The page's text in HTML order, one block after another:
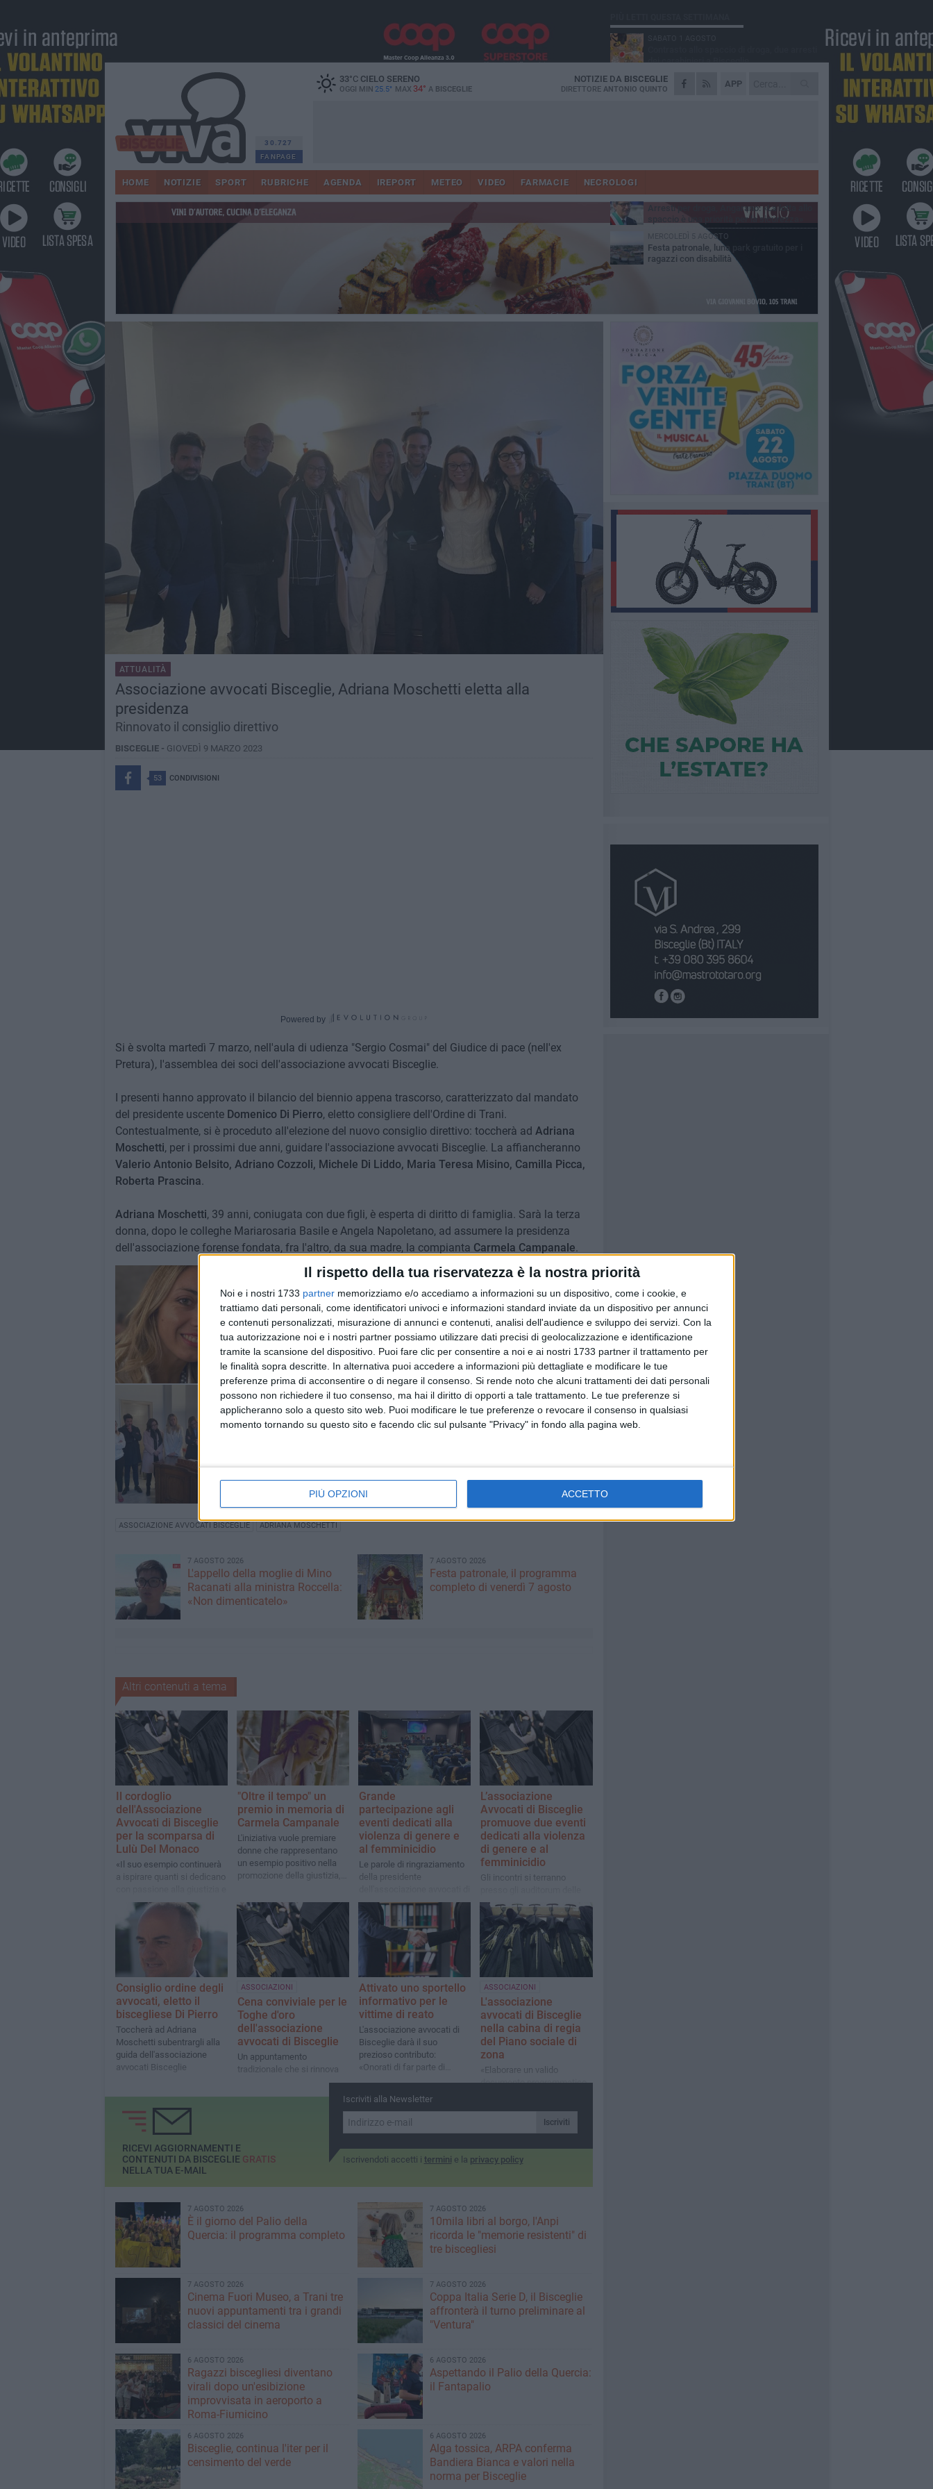
Il rispetto della tua riservatezza è la nostra priorità
Noi e i nostri 1733 partner memorizziamo e/o accediamo a informazioni su un dispositivo, come i cookie, e
trattiamo dati personali, come identificatori univoci e informazioni standard inviate da un dispositivo per annunci
e contenuti personalizzati, misurazione di annunci e contenuti, analisi dell'audience e sviluppo dei servizi. Con la
tua autorizzazione noi e i nostri partner possiamo utilizzare dati precisi di geolocalizzazione e identificazione
tramite la scansione del dispositivo. Puoi fare clic per consentire a noi e ai nostri 1733 partner il trattamento per
le finalità sopra descritte. In alternativa puoi accedere a informazioni più dettagliate e modificare le tue
preferenze prima di acconsentire o di negare il consenso. Si rende noto che alcuni trattamenti dei dati personali
possono non richiedere il tuo consenso, ma hai il diritto di opporti a tale trattamento. Le tue preferenze si
applicheranno solo a questo sito web. Puoi modificare le tue preferenze o revocare il consenso in qualsiasi
momento tornando su questo sito e facendo clic sul pulsante "Privacy" in fondo alla pagina web.
PIÙ OPZIONI ACCETTO
30.727
FANPAGE
33°CCIELO SERENO
OGGI MIN 25.5° MAX 34° A BISCEGLIE
APP
NOTIZIE DA BISCEGLIE
DIRETTORE ANTONIO QUINTO
HOME NOTIZIE SPORT RUBRICHE AGENDA IREPORT METEO VIDEO FARMACIE NECROLOGI
ATTUALITÀ
Associazione avvocati Bisceglie, Adriana Moschetti eletta alla
presidenza
Rinnovato il consiglio direttivo
BISCEGLIE - GIOVEDÌ 9 MARZO 2023
53 CONDIVISIONI
Powered by
Si è svolta martedì 7 marzo, nell'aula di udienza "Sergio Cosmai" del Giudice di pace (nell'ex
Pretura), l'assemblea dei soci dell'associazione avvocati Bisceglie.
I presenti hanno approvato il bilancio del biennio appena trascorso, caratterizzato dal mandato
del presidente uscente Domenico Di Pierro, eletto consigliere dell'Ordine di Trani.
Contestualmente, si è proceduto all'elezione del nuovo consiglio direttivo: toccherà ad Adriana
Moschetti, per i prossimi due anni, guidare l'associazione avvocati Bisceglie. La affiancheranno
Valerio Antonio Belsito, Adriano Cozzoli, Michele Di Liddo, Maria Teresa Misino, Camilla Picca,
Roberta Prascina.
Adriana Moschetti, 39 anni, coniugata con due figli, è esperta di diritto di famiglia. Sarà la terza
donna, dopo le colleghe Mariarosaria Basile e Angela Napoletano, ad assumere la presidenza
dell'associazione forense fondata, fra l'altro, da sua madre, la compianta Carmela Campanale.
ASSOCIAZIONE AVVOCATI BISCEGLIE ADRIANA MOSCHETTI
7 AGOSTO 2026
L'appello della moglie di Mino
Racanati alla ministra Roccella:
«Non dimenticatelo»
7 AGOSTO 2026
Festa patronale, il programma
completo di venerdì 7 agosto
Altri contenuti a tema
Il cordoglio
dell'Associazione
Avvocati di Bisceglie
per la scomparsa di
Lulù Del Monaco
«Il suo esempio continuerà
a ispirare quanti si dedicano
al servizio della collettività»
"Oltre il tempo" un
premio in memoria di
Carmela Campanale
L'iniziativa vuole premiare
donne che rappresentano
un esempio positivo nella
promozione della giustizia,
progresso sociale e nella
crescita culturale
Grande
partecipazione agli
eventi dedicati alla
violenza di genere e
al femminicidio
Le parole di ringraziamento
della presidente
Bisceglie Adriana Moschetti
L’associazione
Avvocati di Bisceglie
promuove due eventi
dedicati alla violenza
di genere e al
femminicidio
Gli incontri si terranno
scuole superiori Sergio
Cosmai e Da Vinci alle 15:30
Consiglio ordine degli
avvocati, eletto il
biscegliese Di Pierro
Toccherà ad Adriana
Moschetti subentrargli alla
guida dell'associazione
avvocati Bisceglie
ASSOCIAZIONI
Cena conviviale per le
Toghe d'oro
dell'associazione
avvocati di Bisceglie
Un appuntamento
tradizionale che si rinnova
Attivato uno sportello
informativo per le
vittime di reato
L'associazione avvocati di
Bisceglie darà il suo
prezioso contributo:
«Onorati di far parte di
ASSOCIAZIONI
L'associazione
avvocati di Bisceglie
nella cabina di regia
del Piano sociale di
zona
«Elaborare un valido
documento programmatico
Iscriviti alla Newsletter
Iscriviti
Iscrivendoti accetti i termini e la privacy policy
RICEVI AGGIORNAMENTI E
CONTENUTI DA BISCEGLIE GRATIS
NELLA TUA E-MAIL
7 AGOSTO 2026
È il giorno del Palio della
Quercia: il programma completo
7 AGOSTO 2026
10mila libri al borgo, l'Anpi
ricorda le "memorie resistenti" di
tre biscegliesi
7 AGOSTO 2026
Cinema Fuori Museo, a Trani tre
nuovi appuntamenti tra i grandi
classici del cinema
7 AGOSTO 2026
Coppa Italia Serie D, il Bisceglie
affronterà il turno preliminare al
"Ventura"
6 AGOSTO 2026
Ragazzi biscegliesi diventano
virali dopo un'esibizione
improvvisata in aeroporto a
Roma-Fiumicino
6 AGOSTO 2026
Aspettando il Palio della Quercia:
il Fantapalio
6 AGOSTO 2026
Bisceglie, continua l'iter per il
censimento del verde
6 AGOSTO 2026
Alga tossica, ARPA conferma
Bandiera Bianca e valori nella
norma per Bisceglie
dei carabinieri a Bisceglie
MARTEDÌ 4 AGOSTO
Emergenza caldo, il Comune di Bisceglie
Due auto incendiate nella notte in via Dieta
SABATO 1 AGOSTO
Arresti per droga, Angarano: «La lotta allo
spaccio è una priorità per la sicurezza»
MERCOLEDÌ 5 AGOSTO
Festa patronale, luna park gratuito per i
ragazzi con disabilità